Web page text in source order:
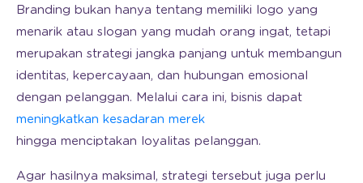
Branding bukan hanya tentang memiliki logo yang
menarik atau slogan yang mudah orang ingat, tetapi
merupakan strategi jangka panjang untuk membangun
identitas, kepercayaan, dan hubungan emosional
dengan pelanggan. Melalui cara ini, bisnis dapat
meningkatkan kesadaran merek
hingga menciptakan loyalitas pelanggan.
Agar hasilnya maksimal, strategi tersebut juga perlu